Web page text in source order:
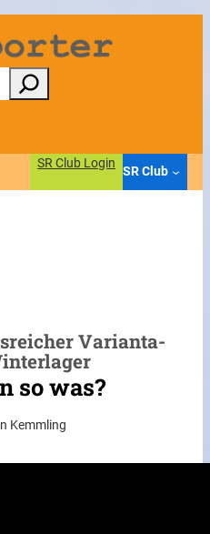
SR Club Login
SR Club
Varianta-
so was?
Kemmling